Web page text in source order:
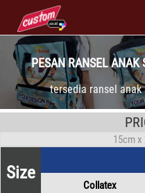
PESAN RANSEL ANAK
tersedia ransel
15cm x
Size
Collatex